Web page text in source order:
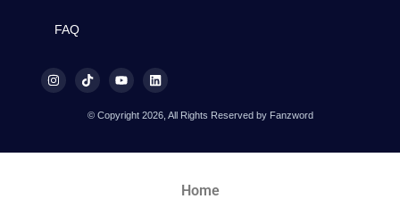
FAQ
© Copyright 2026, All Rights Reserved by Fanzword
Home